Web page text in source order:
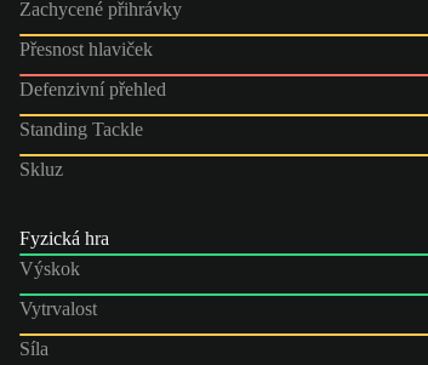
Zachycené přihrávky
Přesnost hlaviček
Defenzivní přehled
Standing Tackle
Skluz
Fyzická hra
Výskok
Vytrvalost
Síla